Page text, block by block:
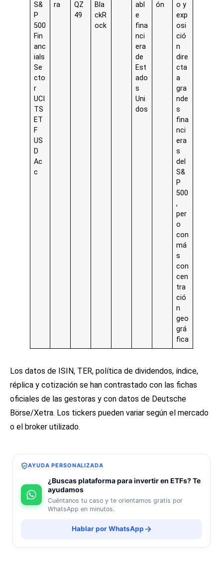
S&
P
500
Fin
anc
ials
Se
cto
r
UCI
TS
ET
F
US
D
Ac
c
ra
QZ
49
Bla
ckR
ock
abl
e
fina
nci
era
de
Est
ado
s
Uni
dos
ón
o y
exp
osi
ció
n
dire
cta
a
gra
nde
s
fina
nci
era
s
del
S&
P
500
,
per
o
con
má
s
con
cen
tra
ció
n
geo
grá
fica
Los datos de ISIN, TER, política de dividendos, índice,
réplica y cotización se han contrastado con las fichas
oficiales de las gestoras y con datos de Deutsche
Börse/Xetra. Los tickers pueden variar según el mercado
o el broker utilizado.
AYUDA PERSONALIZADA
¿Buscas plataforma para invertir en ETFs? Te
ayudamos
Cuéntanos tu caso y te orientamos gratis por
WhatsApp en minutos.
Hablar por WhatsApp